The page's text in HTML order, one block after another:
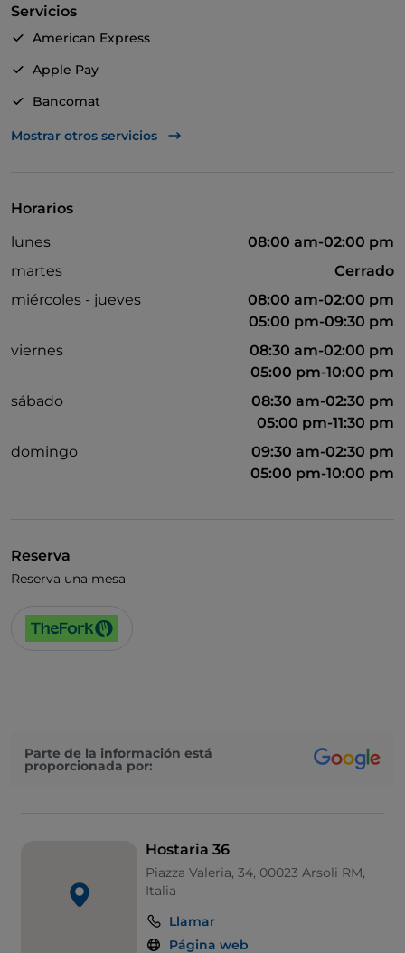
Servicios
American Express
Apple Pay
Bancomat
Mastercard
Se admiten animales
Wi-Fi
Mostrar otros servicios
Horarios
lunes
08:00 am-02:00 pm
martes
Cerrado
miércoles - jueves
08:00 am-02:00 pm
05:00 pm-09:30 pm
viernes
08:30 am-02:00 pm
05:00 pm-10:00 pm
sábado
08:30 am-02:30 pm
05:00 pm-11:30 pm
domingo
09:30 am-02:30 pm
05:00 pm-10:00 pm
Reserva
Reserva una mesa
Parte de la información está
proporcionada por:
Hostaria 36
Piazza Valeria, 34, 00023 Arsoli RM,
Italia
Llamar
Página web